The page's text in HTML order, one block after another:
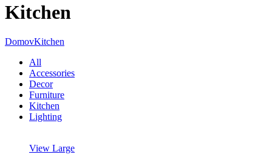
Kitchen
DomovKitchen
All
Accessories
Decor
Furniture
Kitchen
Lighting
View Large